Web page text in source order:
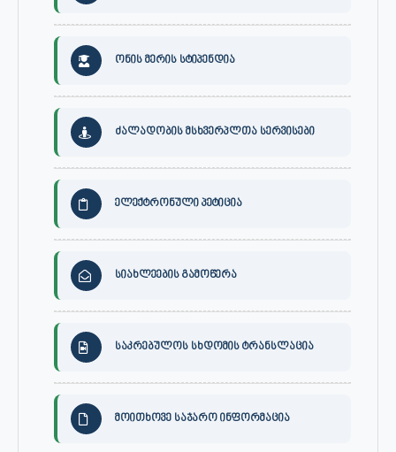
ონის მერის სტიპენდია
ძალადობის მსხვერპლთა სერვისები
ელექტრონული პეტიცია
სიახლეების გამოწერა
საკრებულოს სხდომის ტრანსლაცია
მოითხოვე საჯარო ინფორმაცია